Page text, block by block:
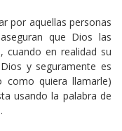
por aquellas personas
que Dios las
cuando en realidad su
y seguramente es
como quiera llamarle)
usando la palabra de